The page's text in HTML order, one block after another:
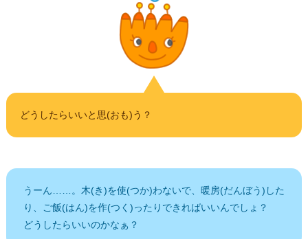
どうしたらいいと思(おも)う？
うーん……。木(き)を使(つか)わないで、暖房(だんぼう)した
り、ご飯(はん)を作(つく)ったりできればいいんでしょ？
どうしたらいいのかなぁ？